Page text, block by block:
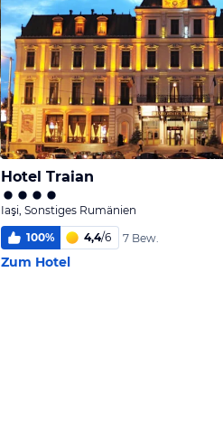
Hotel Traian
Iaşi, Sonstiges Rumänien
100% 4,4/6 7 Bew.
Zum Hotel